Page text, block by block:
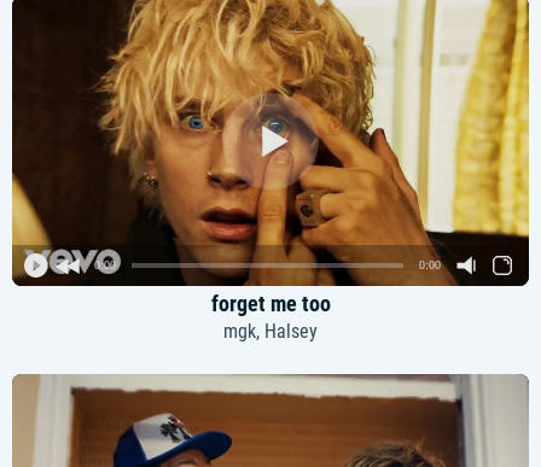
0:00 0:00
forget me too
mgk, Halsey